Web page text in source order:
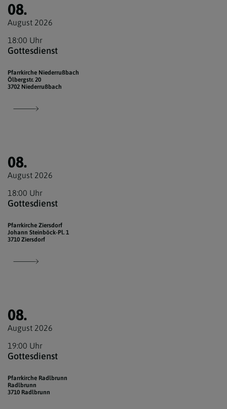
08.
August 2026
18:00 Uhr
Gottesdienst
Pfarrkirche Niederrußbach
Ölbergstr. 20
3702 Niederrußbach
08.
August 2026
18:00 Uhr
Gottesdienst
Pfarrkirche Ziersdorf
Johann Steinböck-Pl. 1
3710 Ziersdorf
08.
August 2026
19:00 Uhr
Gottesdienst
Pfarrkirche Radlbrunn
Radlbrunn
3710 Radlbrunn